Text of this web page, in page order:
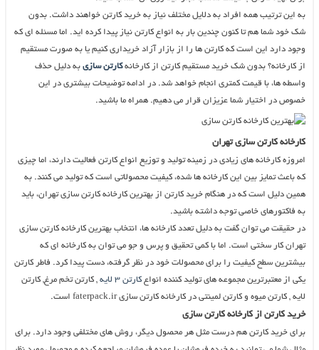
به این ترتیب همه افراد به دلایل مختلف نیاز به خرید کارتن خواهند داشت. بدون
شک خود شما هم تا کنون چندین بار به انواع کارتن نیاز پیدا کرده اید. اما مسئله ای که
وجود دارد این است که کارتن ها را از بازار آزاد خریداری کنیم یا به صورت مستقیم
از کارخانه؟ بدون شک خرید مستقیم کارتن از کارخانهکارتن سازیبه دلیل حذف
واسطه ها، با قیمت کمتری انجام خواهد شد. در ادامه توضیحات بیشتری در این
خصوص در اختیار شما عزیزان قرار می دهیم. همراه ما باشید.
کارخانه کارتن سازی تهران
امروزه کارخانه های زیادی در زمینه تولید و توزیع انواع کارتن فعالیت دارند، اما چیزی
که باعث تمایز بین این کارخانه ها شده، کیفیت محصولاتی است که تولید می کنند. به
همین دلیل است که در هنگام خرید کارتن از بهترین کارخانه کارتن سازی تهران، باید
به فاکتورهای خاصی توجه داشته باشید.
در حقیقت می توان گفت به دلیل تعدد کارخانه ها، انتخاب بهترین کارخانه کارتن سازی
تهران کار سختی است. اما با کمی تحقیق و پرس و جو می توان به کارخانه ای که
بیشترین سطح کیفیت را برای محصولات خود در نظر گرفته، دست پیدا کرد. فاطر کارتن
یکی از معتبرترین مجموعه های تولید کننده انواع کارتن ۳ لایه
, کارتن تخم مرغ, کارتن
لایه , کارتن میوه و کارتن لمینتی در کارخانه کارتن سازی faterpack.ir است.
خرید کارتن از کارخانه کارتن سازی
برای خرید کارتن هم درست مثل هر محصول دیگر، روش های مختلفی وجود دارد. برای